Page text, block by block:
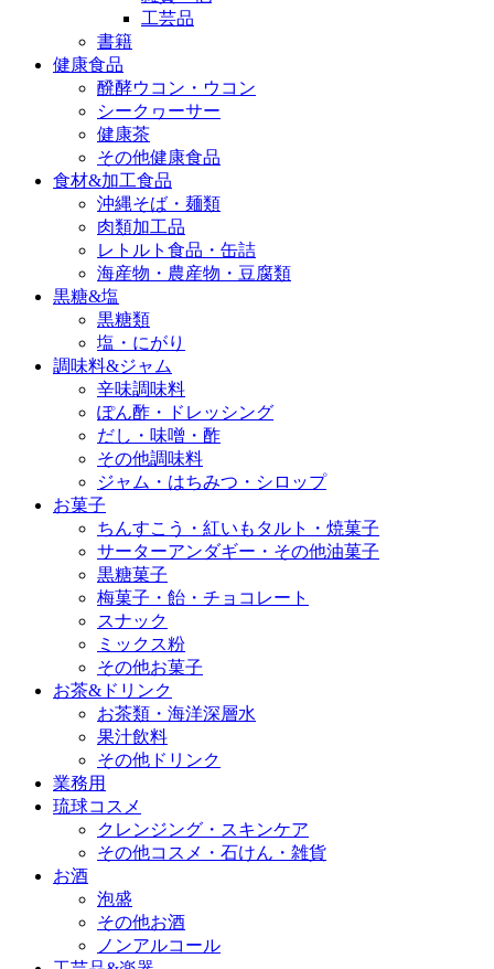
工芸品
書籍
健康食品
醗酵ウコン・ウコン
シークヮーサー
健康茶
その他健康食品
食材&加工食品
沖縄そば・麺類
肉類加工品
レトルト食品・缶詰
海産物・農産物・豆腐類
黒糖&塩
黒糖類
塩・にがり
調味料&ジャム
辛味調味料
ぽん酢・ドレッシング
だし・味噌・酢
その他調味料
ジャム・はちみつ・シロップ
お菓子
ちんすこう・紅いもタルト・焼菓子
サーターアンダギー・その他油菓子
黒糖菓子
梅菓子・飴・チョコレート
スナック
ミックス粉
その他お菓子
お茶&ドリンク
お茶類・海洋深層水
果汁飲料
その他ドリンク
業務用
琉球コスメ
クレンジング・スキンケア
その他コスメ・石けん・雑貨
お酒
泡盛
その他お酒
ノンアルコール